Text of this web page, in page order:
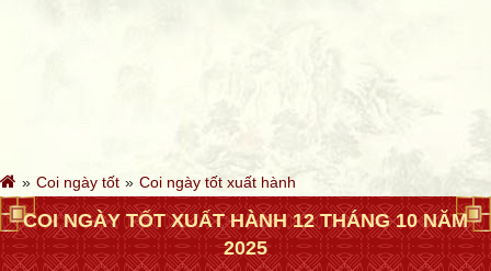
Coi ngày tốt Coi ngày tốt xuất hành
COI NGÀY TỐT XUẤT HÀNH 12 THÁNG 10 NĂM
2025